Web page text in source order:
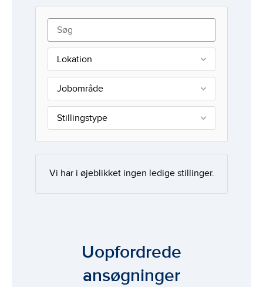
Lokation
Jobområde
Stillingstype
Vi har i øjeblikket ingen ledige stillinger.
Uopfordrede
ansøgninger